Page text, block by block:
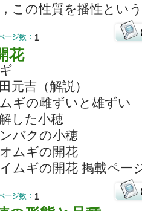
この性質を播性とい
1
花
元吉（解説）
ギの雌ずいと雄ずい
した小穂
バクの小穂
ムギの開花
ムギの開花 掲載ペー
1